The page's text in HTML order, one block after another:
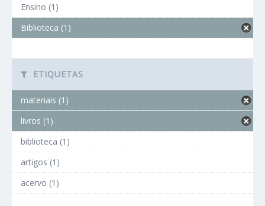
Ensino (1)
Biblioteca (1)
ETIQUETAS
materiais (1)
livros (1)
biblioteca (1)
artigos (1)
acervo (1)